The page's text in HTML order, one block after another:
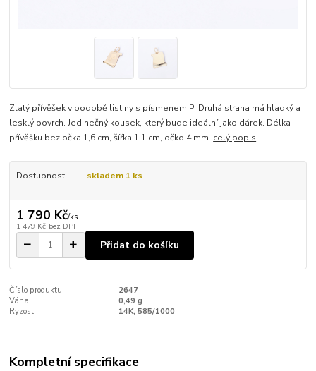
Zlatý přívěšek v podobě listiny s písmenem P. Druhá strana má hladký a
lesklý povrch. Jedinečný kousek, který bude ideální jako dárek. Délka
přívěšku bez očka 1,6 cm, šířka 1,1 cm, očko 4 mm. celý popis
Dostupnost skladem 1 ks
1 790 Kč/ks
1 479 Kč bez DPH
Přidat do košíku
Číslo produktu:
2647
Váha:
0,49 g
Ryzost:
14K, 585/1000
Kompletní specifikace